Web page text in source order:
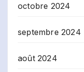
octobre 2024
septembre 2024
août 2024